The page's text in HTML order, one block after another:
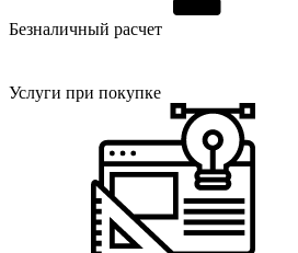
Безналичный расчет
Услуги при покупке